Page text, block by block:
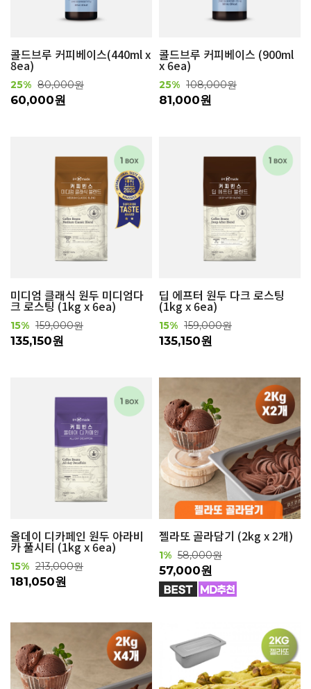
콜드브루 커피베이스(440ml x
8ea)
25% 80,000원
60,000원
콜드브루 커피베이스 (900ml
x 6ea)
25% 108,000원
81,000원
미디엄 클래식 원두 미디엄다
크 로스팅 (1kg x 6ea)
15% 159,000원
135,150원
딥 에프터 원두 다크 로스팅
(1kg x 6ea)
15% 159,000원
135,150원
올데이 디카페인 원두 아라비
카 풀시티 (1kg x 6ea)
15% 213,000원
181,050원
젤라또 골라담기 (2kg x 2개)
1% 58,000원
57,000원